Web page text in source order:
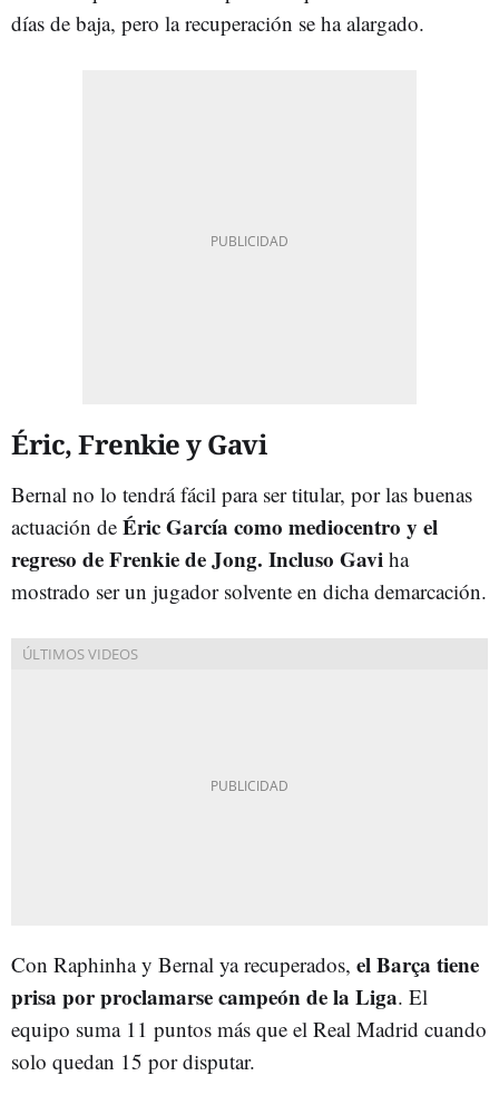
días de baja, pero la recuperación se ha alargado.
Éric, Frenkie y Gavi
Bernal no lo tendrá fácil para ser titular, por las buenas
actuación de Éric García como mediocentro y el
regreso de Frenkie de Jong. Incluso Gavi ha
mostrado ser un jugador solvente en dicha demarcación.
Con Raphinha y Bernal ya recuperados, el Barça tiene
prisa por proclamarse campeón de la Liga. El
equipo suma 11 puntos más que el Real Madrid cuando
solo quedan 15 por disputar.